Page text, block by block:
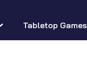
Tabletop Games